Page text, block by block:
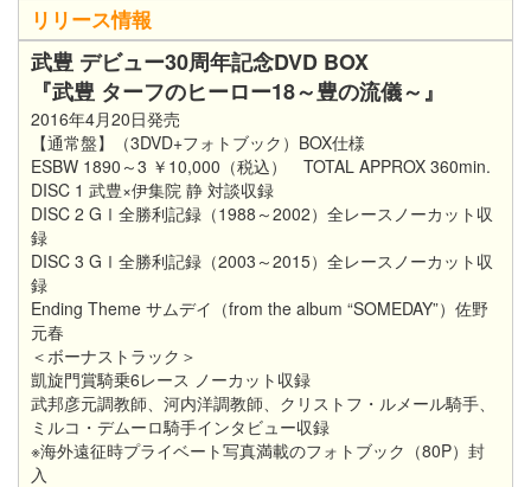
リリース情報
武豊 デビュー30周年記念DVD BOX
『武豊 ターフのヒーロー18～豊の流儀～』
2016年4月20日発売
【通常盤】
（3DVD+フォトブック）BOX仕様
ESBW 1890～3 ￥10,000（税込） TOTAL APPROX 360min.
DISC 1 武豊×伊集院 静 対談収録
DISC 2 GⅠ全勝利記録（1988～2002）全レースノーカット収
録
DISC 3 GⅠ全勝利記録（2003～2015）全レースノーカット収
録
Ending Theme サムデイ（from the album “SOMEDAY”）佐野
元春
＜ボーナストラック＞
凱旋門賞騎乗6レース ノーカット収録
武邦彦元調教師、河内洋調教師、クリストフ・ルメール騎手、
ミルコ・デムーロ騎手インタビュー収録
※海外遠征時プライベート写真満載のフォトブック（80P）封
入